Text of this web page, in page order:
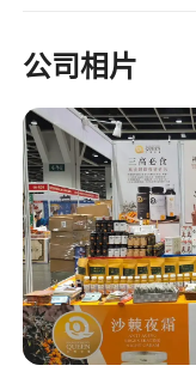
公司相片